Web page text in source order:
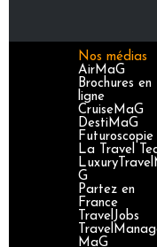
Nos médias
AirMaG
Brochures en
ligne
CruiseMaG
DestiMaG
Futuroscopie
La Travel
G
Partez en
France
TravelJobs
MaG